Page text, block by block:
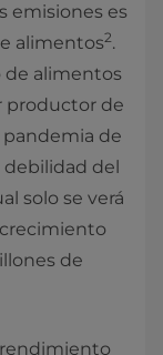
emisiones es
alimentos2.
de alimentos
productor de
pandemia de
debilidad del
solo se verá
de